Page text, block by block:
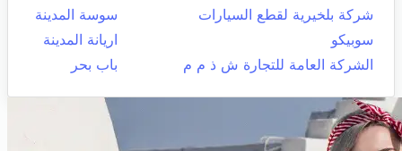
شركة بلخيرية لقطع السيارات
سوسة المدينة
سوبيكو
اريانة المدينة
الشركة العامة للتجارة ش ذ م م
باب بحر